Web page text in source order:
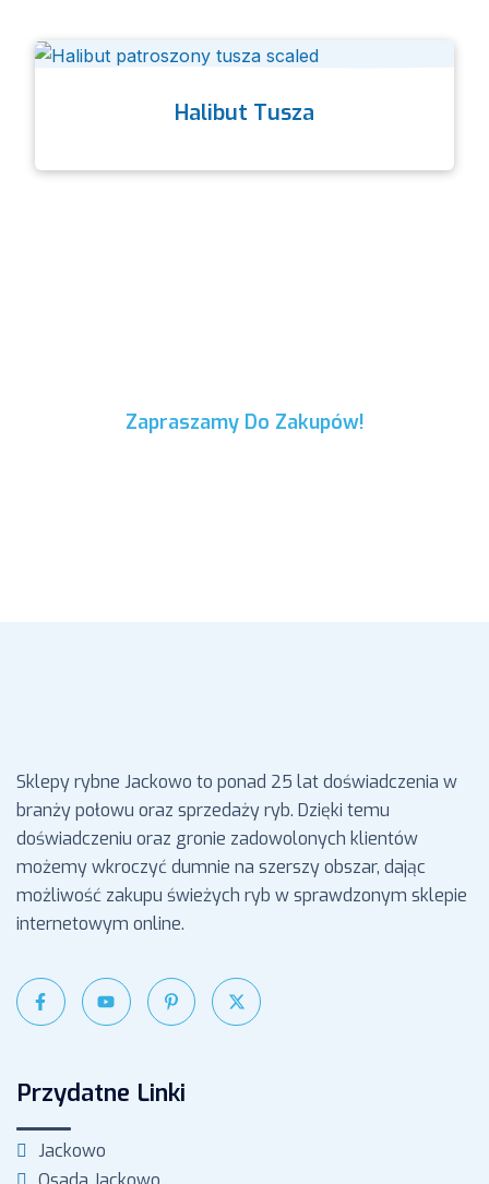
Halibut Tusza
Zapraszamy Do Zakupów!
Sklepy rybne Jackowo to ponad 25 lat doświadczenia w
branży połowu oraz sprzedaży ryb. Dzięki temu
doświadczeniu oraz gronie zadowolonych klientów
możemy wkroczyć dumnie na szerszy obszar, dając
możliwość zakupu świeżych ryb w sprawdzonym sklepie
internetowym online.
Przydatne Linki
Jackowo